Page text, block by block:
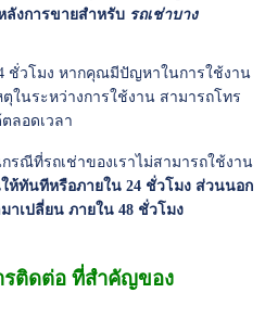
ลังการขายสำหรับ รถเช่าบาง
ชั่วโมง หากคุณมีปัญหาในการใช้งาน
ในระหว่างการใช้งาน สามารถโทร
ลอดเวลา
รณีที่รถเช่าของเราไม่สามารถใช้งาน
ห้ทันทีหรือภายใน 24 ชั่วโมง ส่วนนอก
าเปลี่ยน ภายใน 48 ชั่วโมง
ติดต่อ ที่สำคัญของ